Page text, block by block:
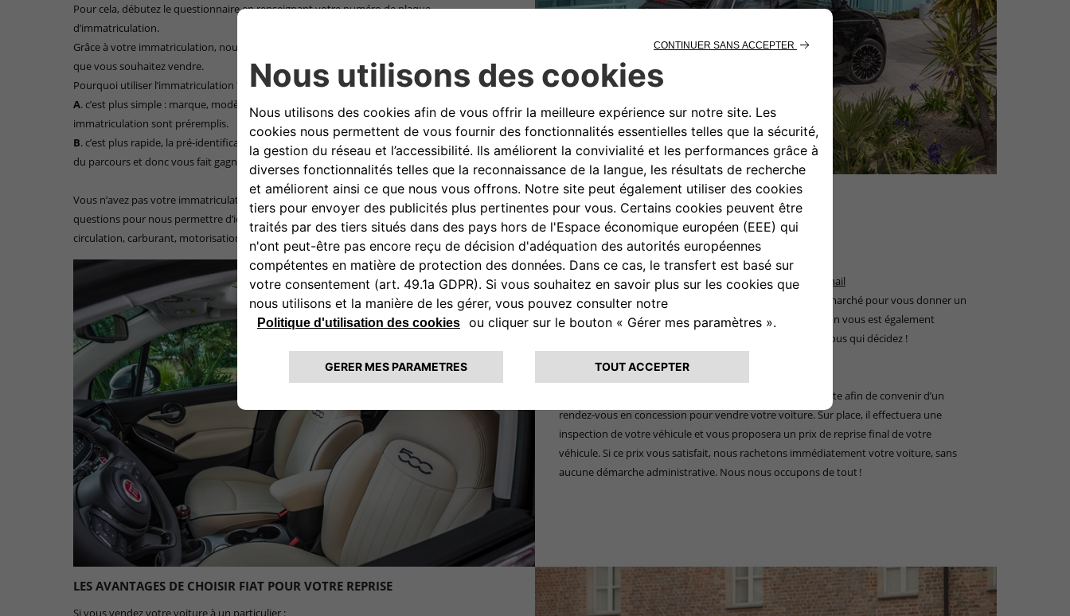
Pour cela, débutez le questionnaire en renseignant votre numéro de plaque
d’immatriculation.
Grâce à votre immatriculation, nous identifions les principales caractéristiques de la voiture
que vous souhaitez vendre.
Pourquoi utiliser l’immatriculation ?
A. c’est plus simple : marque, modèle, catégorie, motorisation et date de première
immatriculation sont préremplis.
B. c’est plus rapide, la pré-identification de votre véhicule vous économise plusieurs étapes
du parcours et donc vous fait gagner du temps.
Vous n’avez pas votre immatriculation en tête ? Pas de problème ! Répondez à quelques
questions pour nous permettre d’identifier votre voiture : version, année de mise en
circulation, carburant, motorisation, couleur, équipements, etc.
2:Recevez l’estimation de votre véhicule en ligne et par email
Une fois ces informations complétées, nous analysons le marché pour vous donner un
prix juste, affiché à la fin du questionnaire. Cette estimation vous est également
transmise par email. Notre offre sans engagement, c’est vous qui décidez !
Le concessionnaire Fiat que vous aurez choisi vous contacte afin de convenir d’un
rendez-vous en concession pour vendre votre voiture. Sur place, il effectuera une
inspection de votre véhicule et vous proposera un prix de reprise final de votre
véhicule. Si ce prix vous satisfait, nous rachetons immédiatement votre voiture, sans
aucune démarche administrative. Nous nous occupons de tout !
LES AVANTAGES DE CHOISIR FIAT POUR VOTRE REPRISE
Si vous vendez votre voiture à un particulier :